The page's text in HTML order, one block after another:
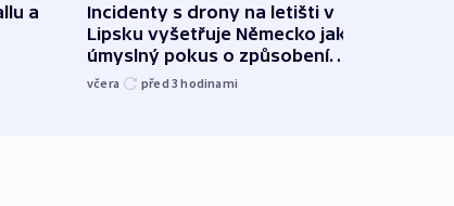
a
Incidenty s drony na letišti v
Lipsku vyšetřuje Německo jako
úmyslný pokus o způsobení
exploze
včera před 3hodinami